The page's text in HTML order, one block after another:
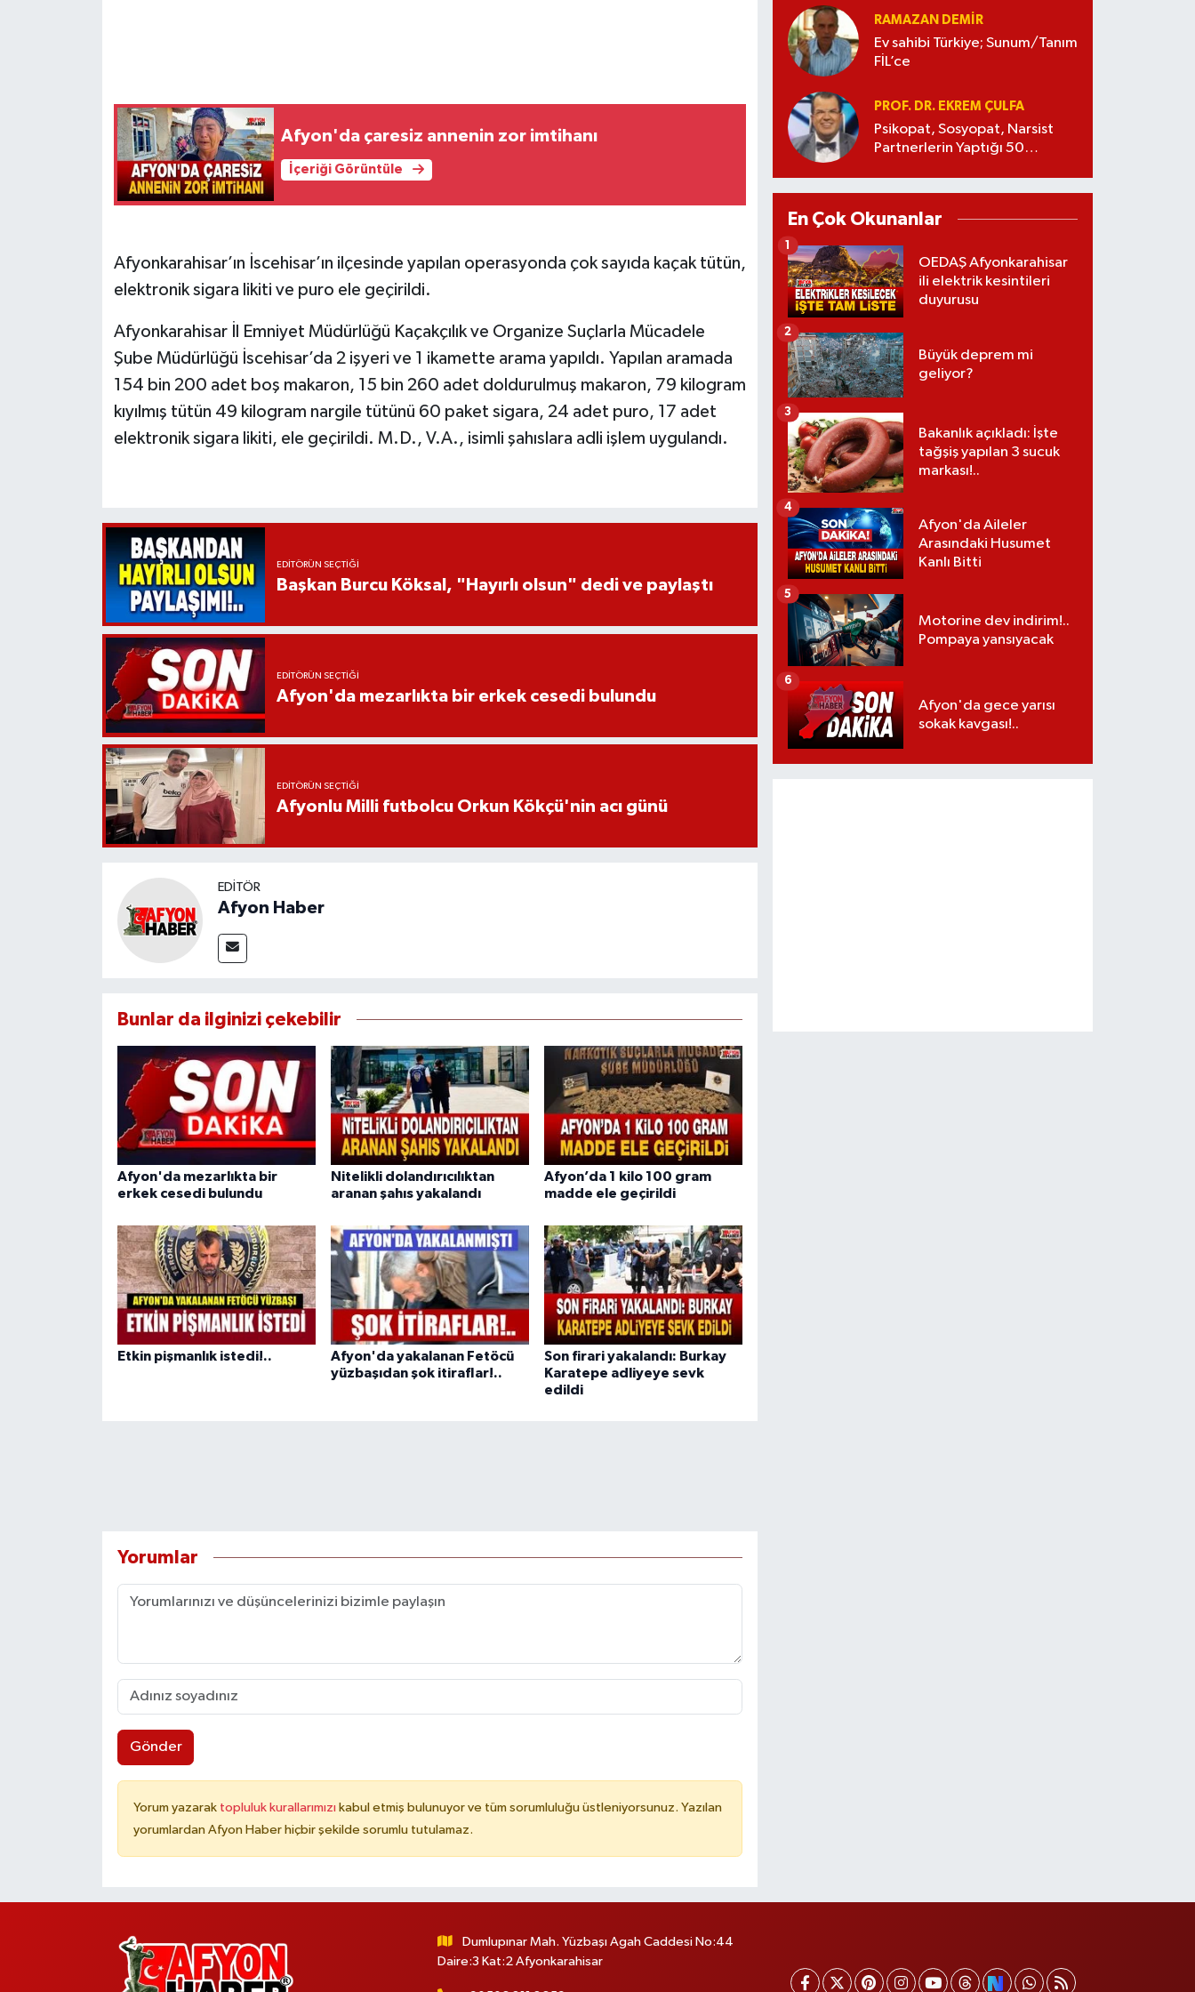
Afyon'da çaresiz annenin zor imtihanı
İçeriği Görüntüle
Afyonkarahisar’ın İscehisar’ın ilçesinde yapılan operasyonda çok sayıda kaçak tütün,
elektronik sigara likiti ve puro ele geçirildi.
Afyonkarahisar İl Emniyet Müdürlüğü Kaçakçılık ve Organize Suçlarla Mücadele
Şube Müdürlüğü İscehisar’da 2 işyeri ve 1 ikamette arama yapıldı. Yapılan aramada
154 bin 200 adet boş makaron, 15 bin 260 adet doldurulmuş makaron, 79 kilogram
kıyılmış tütün 49 kilogram nargile tütünü 60 paket sigara, 24 adet puro, 17 adet
elektronik sigara likiti, ele geçirildi. M.D., V.A., isimli şahıslara adli işlem uygulandı.
EDITÖRÜN SEÇTIĞI
Başkan Burcu Köksal, "Hayırlı olsun" dedi ve paylaştı
EDITÖRÜN SEÇTIĞI
Afyon'da mezarlıkta bir erkek cesedi bulundu
EDITÖRÜN SEÇTIĞI
Afyonlu Milli futbolcu Orkun Kökçü'nin acı günü
EDITÖR
Afyon Haber
Bunlar da ilginizi çekebilir
Afyon'da mezarlıkta bir
erkek cesedi bulundu
Nitelikli dolandırıcılıktan
aranan şahıs yakalandı
Afyon’da 1 kilo 100 gram
madde ele geçirildi
Etkin pişmanlık istedi!..
Afyon'da yakalanan Fetöcü
yüzbaşıdan şok itiraflar!..
Son firari yakalandı: Burkay
Karatepe adliyeye sevk
edildi
Yorumlar
Gönder
Yorum yazarak topluluk kurallarımızı kabul etmiş bulunuyor ve tüm sorumluluğu üstleniyorsunuz. Yazılan
yorumlardan Afyon Haber hiçbir şekilde sorumlu tutulamaz.
RAMAZAN DEMİR
Ev sahibi Türkiye; Sunum/Tanım
FİL’ce
PROF. DR. EKREM ÇULFA
Psikopat, Sosyopat, Narsist
Partnerlerin Yaptığı 50
En Çok Okunanlar
OEDAŞ Afyonkarahisar
ili elektrik kesintileri
duyurusu
1
Büyük deprem mi
geliyor?
2
Bakanlık açıkladı: İşte
tağşiş yapılan 3 sucuk
markası!..
3
Afyon'da Aileler
Arasındaki Husumet
Kanlı Bitti
4
Motorine dev indirim!..
Pompaya yansıyacak
5
Afyon'da gece yarısı
sokak kavgası!..
6
Dumlupınar Mah. Yüzbaşı Agah Caddesi No:44
Daire:3 Kat:2 Afyonkarahisar